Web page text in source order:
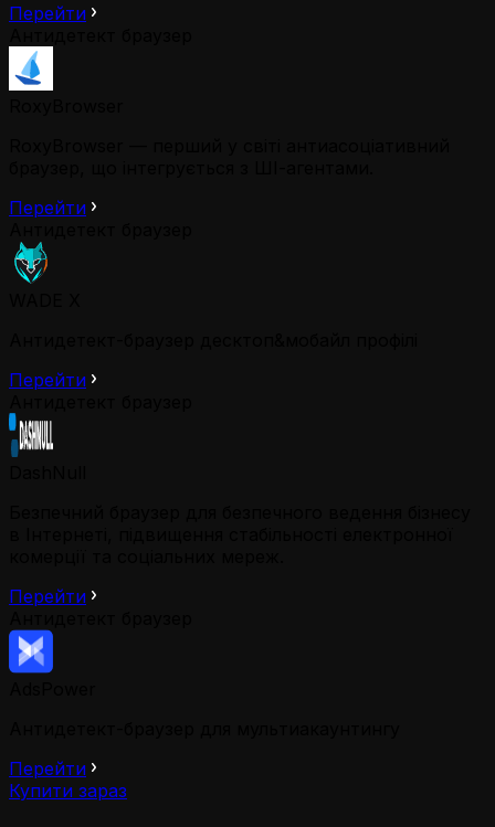
Перейти
Перейти
Перейти
Перейти
Перейти
Купити зараз